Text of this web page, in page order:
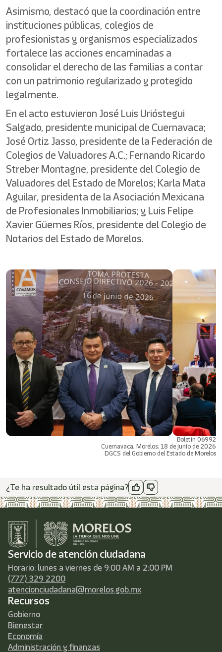
Asimismo, destacó que la coordinación entre
instituciones públicas, colegios de
profesionistas y organismos especializados
fortalece las acciones encaminadas a
consolidar el derecho de las familias a contar
con un patrimonio regularizado y protegido
legalmente.
En el acto estuvieron José Luis Urióstegui
Salgado, presidente municipal de Cuernavaca;
José Ortiz Jasso, presidente de la Federación de
Colegios de Valuadores A.C.; Fernando Ricardo
Streber Montagne, presidente del Colegio de
Valuadores del Estado de Morelos; Karla Mata
Aguilar, presidenta de la Asociación Mexicana
de Profesionales Inmobiliarios; y Luis Felipe
Xavier Güemes Ríos, presidente del Colegio de
Notarios del Estado de Morelos.
Boletín 06992
Cuernavaca, Morelos; 18 de junio de 2026
DGCS del Gobierno del Estado de Morelos
¿Te ha resultado útil esta página?
Servicio de atención ciudadana
Horario: lunes a viernes de 9:00 AM a 2:00 PM
(777) 329 2200
atencionciudadana@morelos.gob.mx
Recursos
Gobierno
Bienestar
Economía
Administración y finanzas